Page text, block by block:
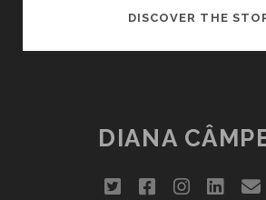
DISCOVER THE
DIANA
twitterfacebookinstagram